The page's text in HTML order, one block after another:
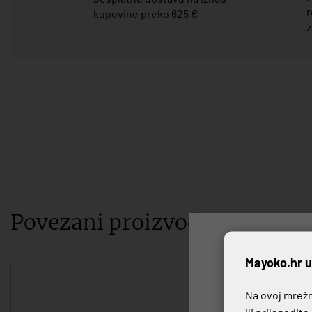
kupovine preko 625 €
Povezani proizvodi
Mayoko.hr
Na ovoj